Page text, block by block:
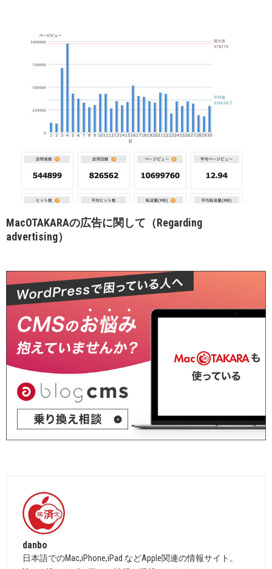
MacOTAKARAの広告に関して（Regarding
advertising）
danbo
日本語でのMac,iPhone,iPad などApple関連の情報サイト。